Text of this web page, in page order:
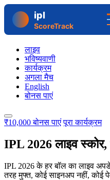
लाइव
भविष्यवाणी
कार्यक्रम
अगला मैच
English
बोनस पाएं
₹10,000 बोनस पाएं पूरा कार्यक्रम
IPL 2026 लाइव
IPL 2026 के हर बॉल का लाइव
तरह मुफ्त, कोई साइनअप नहीं, कोई